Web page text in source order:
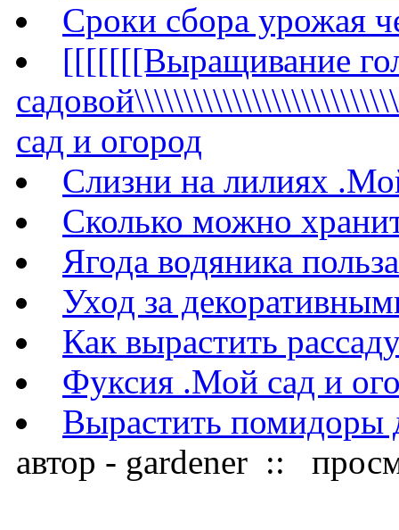
Сроки сбора урожая
[[[[[[[Выращивание
сад и огород
Слизни на лилиях
Сколько можно
Ягода водяника
Уход за
Как вырастить
Фуксия .Мой сад и
Вырастить помидоры
автор - gardener ::